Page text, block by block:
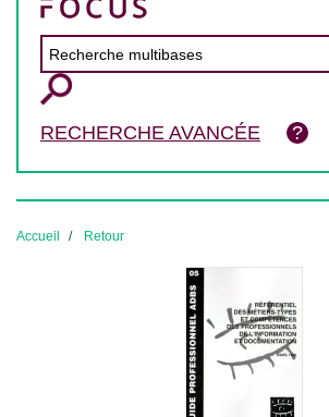
RECHERCHE AVANCÉE
Accueil Retour